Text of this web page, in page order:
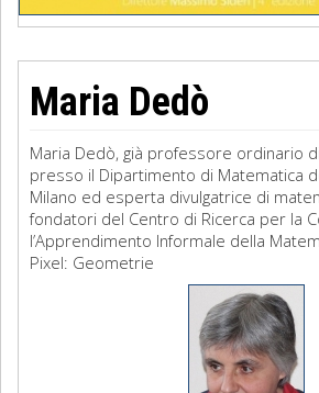
Maria Dedò
Maria Dedò, già professore ordinario
presso il Dipartimento di Matematica
Milano ed esperta divulgatrice di
fondatori del Centro di Ricerca per la
l’Apprendimento Informale della
Pixel: Geometrie